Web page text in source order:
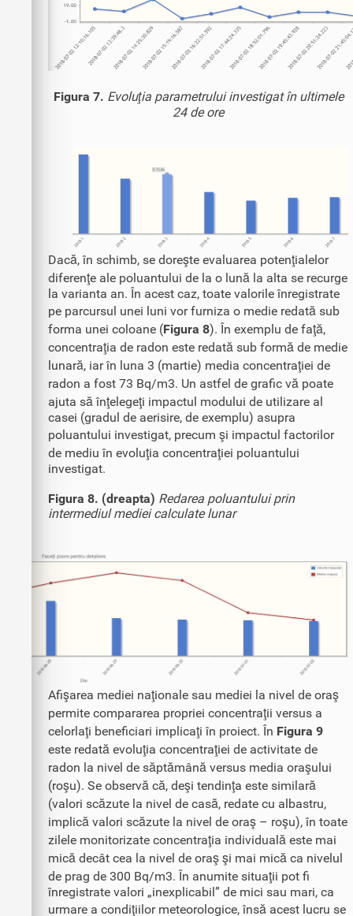
Figura 7. Evoluţia parametrului investigat în ultimele
24 de ore
Dacă, în schimb, se doreşte evaluarea potenţialelor
diferenţe ale poluantului de la o lună la alta se recurge
la varianta an. În acest caz, toate valorile înregistrate
pe parcursul unei luni vor furniza o medie redată sub
forma unei coloane (Figura 8). În exemplu de faţă,
concentraţia de radon este redată sub formă de medie
lunară, iar în luna 3 (martie) media concentraţiei de
radon a fost 73 Bq/m3. Un astfel de grafic vă poate
ajuta să înţelegeţi impactul modului de utilizare al
casei (gradul de aerisire, de exemplu) asupra
poluantului investigat, precum şi impactul factorilor
de mediu în evoluţia concentraţiei poluantului
investigat.
Figura 8. (dreapta) Redarea poluantului prin
intermediul mediei calculate lunar
Afişarea mediei naţionale sau mediei la nivel de oraş
permite compararea propriei concentraţii versus a
celorlaţi beneficiari implicaţi în proiect. În Figura 9
este redată evoluţia concentraţiei de activitate de
radon la nivel de săptămână versus media oraşului
(roşu). Se observă că, deşi tendinţa este similară
(valori scăzute la nivel de casă, redate cu albastru,
implică valori scăzute la nivel de oraş – roşu), în toate
zilele monitorizate concentraţia individuală este mai
mică decât cea la nivel de oraş şi mai mică ca nivelul
de prag de 300 Bq/m3. În anumite situaţii pot fi
înregistrate valori „inexplicabil” de mici sau mari, ca
urmare a condiţiilor meteorologice, însă acest lucru se